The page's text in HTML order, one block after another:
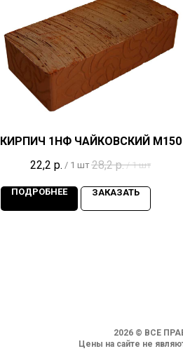
КИРПИЧ 1НФ ЧАЙКОВСКИЙ М150
22,2 р. / 1 шт 28,2 р. / 1 шт
ПОДРОБНЕЕ ЗАКАЗАТЬ
2026 © ВСЕ
Цены на сайте не